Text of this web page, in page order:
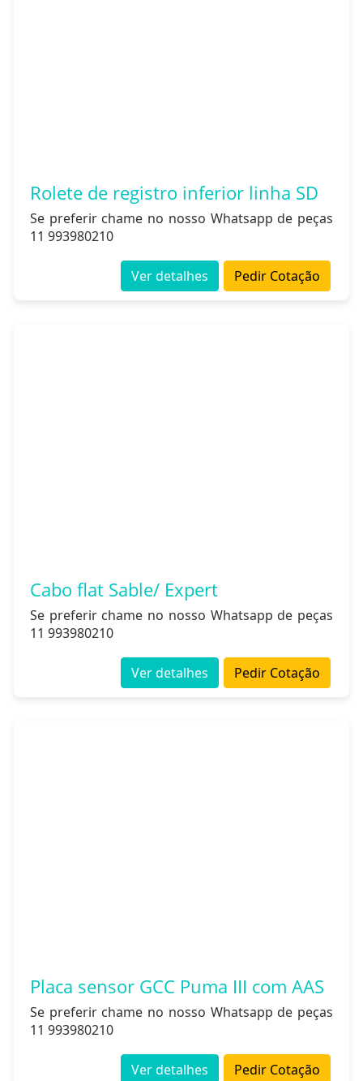
Rolete de registro inferior linha SD
Se preferir chame no nosso Whatsapp de peças
11 993980210
Pedir Cotação
Ver detalhes
Cabo flat Sable/ Expert
Se preferir chame no nosso Whatsapp de peças
11 993980210
Pedir Cotação
Ver detalhes
Placa sensor GCC Puma III com AAS
Se preferir chame no nosso Whatsapp de peças
11 993980210
Pedir Cotação
Ver detalhes